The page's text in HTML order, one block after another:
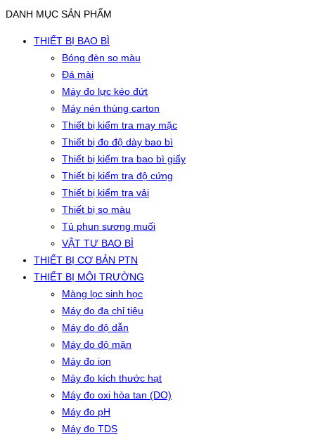
DANH MỤC SẢN PHẨM
THIẾT BỊ BAO BÌ
Bóng đèn so màu
Đá mài
Máy đo lực kéo đứt
Máy nén thùng carton
Thiết bị kiểm tra may mặc
Thiết bị đo độ dày bao bì
Thiết bị kiểm tra bao bì giấy
Thiết bị kiểm tra độ cứng
Thiết bị kiểm tra vải
Thiết bị so màu
Tủ phun sương muối
VẬT TƯ BAO BÌ
THIẾT BỊ CƠ BẢN PTN
THIẾT BỊ MÔI TRƯỜNG
Màng lọc sinh học
Máy đo đa chỉ tiêu
Máy đo độ dẫn
Máy đo độ mặn
Máy đo ion
Máy đo kích thước hạt
Máy đo oxi hòa tan (DO)
Máy đo pH
Máy đo TDS